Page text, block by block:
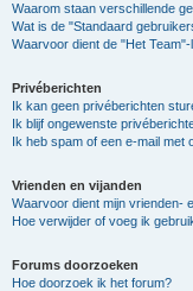
Waarom staan verschillende
Wat is de "Standaard
Waarvoor dient de "Het Team"-
Privéberichten
Ik kan geen privéberichten
Ik blijf ongewenste
Ik heb spam of een e-mail met
Vrienden en vijanden
Waarvoor dient mijn vrienden-
Hoe verwijder of voeg ik
Forums doorzoeken
Hoe doorzoek ik het forum?